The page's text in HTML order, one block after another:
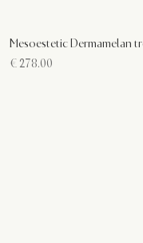
Mesoestetic Dermamelan
€ 278.00